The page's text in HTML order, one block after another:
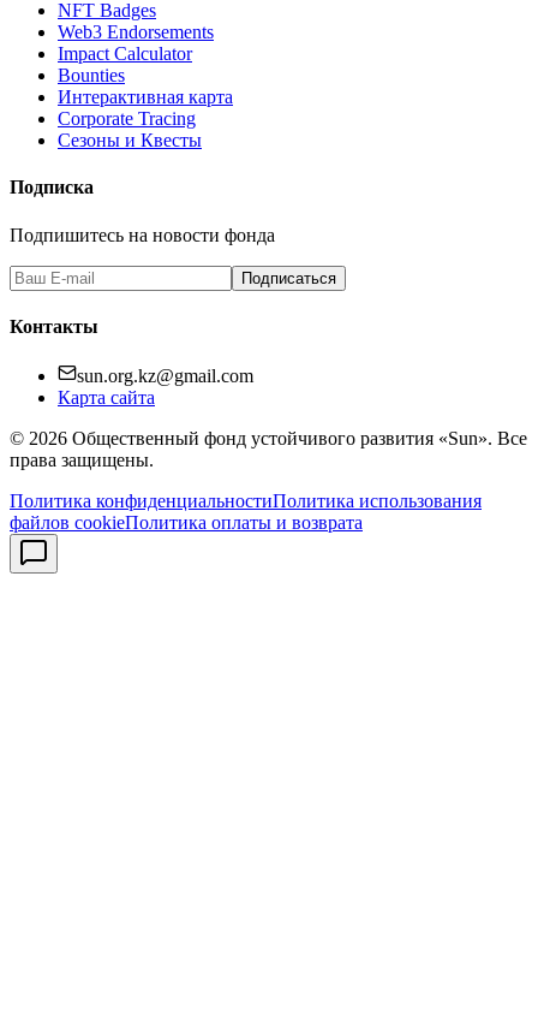
NFT Badges
Web3 Endorsements
Impact Calculator
Bounties
Интерактивная карта
Corporate Tracing
Сезоны и Квесты
Подписка
Подпишитесь на новости фонда
Подписаться
Контакты
sun.org.kz@gmail.com
Карта сайта
© 2026 Общественный фонд устойчивого развития «Sun». Все
права защищены.
Политика конфиденциальностиПолитика использования
файлов cookieПолитика оплаты и возврата